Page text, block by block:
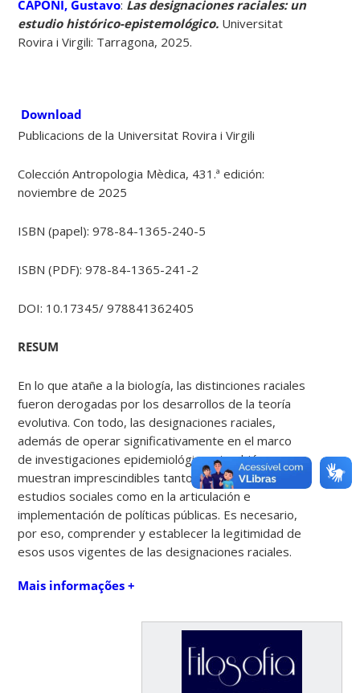
CAPONI, Gustavo: Las designaciones raciales: un
estudio histórico-epistemológico. Universitat
Rovira i Virgili: Tarragona, 2025.
Download
Publicacions de la Universitat Rovira i Virgili
Colección Antropologia Mèdica, 431.ª edición:
noviembre de 2025
ISBN (papel): 978-84-1365-240-5
ISBN (PDF): 978-84-1365-241-2
DOI: 10.17345/ 978841362405
RESUM
En lo que atañe a la biología, las distinciones raciales
fueron derogadas por los desarrollos de la teoría
evolutiva. Con todo, las designaciones raciales,
además de operar significativamente en el marco
de investigaciones epidemiológicas, también se
muestran imprescindibles tanto en el desarrollo de
estudios sociales como en la articulación e
implementación de políticas públicas. Es necesario,
por eso, comprender y establecer la legitimidad de
esos usos vigentes de las designaciones raciales.
Mais informações +